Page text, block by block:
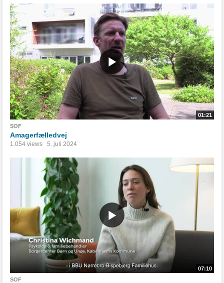
01:21
SOF
Amagerfælledvej
1.054 views 5. juli 2024
07:10
SOF